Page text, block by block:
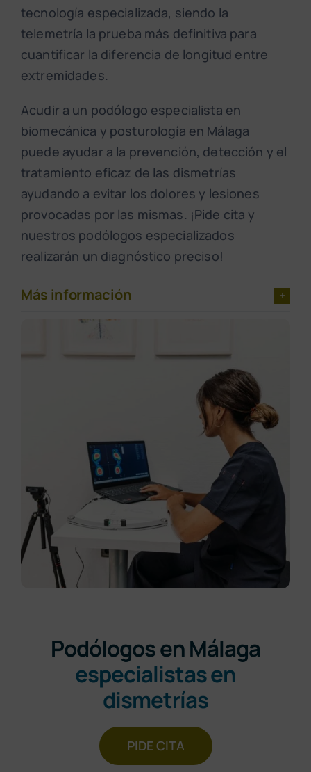
tecnología especializada, siendo la
telemetría la prueba más definitiva para
cuantificar la diferencia de longitud entre
extremidades.
Acudir a un podólogo especialista en
biomecánica y posturología en Málaga
puede ayudar a la prevención, detección y el
tratamiento eficaz de las dismetrías
ayudando a evitar los dolores y lesiones
provocadas por las mismas. ¡Pide cita y
nuestros podólogos especializados
realizarán un diagnóstico preciso!
Más información
Podólogos en Málaga
especialistas en
dismetrías
PIDE CITA